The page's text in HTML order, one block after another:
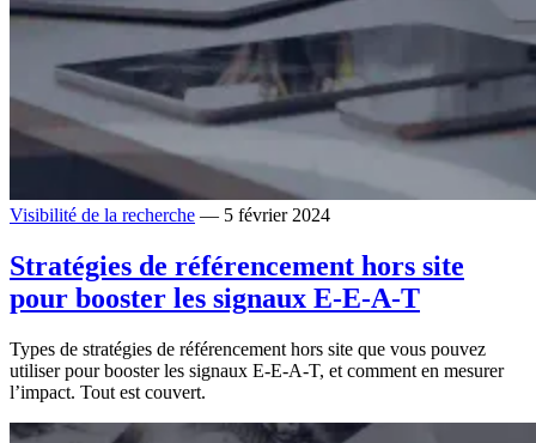
Visibilité de la recherche — 5 février 2024
Stratégies de référencement hors site
pour booster les signaux E-E-A-T
Types de stratégies de référencement hors site que vous pouvez
utiliser pour booster les signaux E-E-A-T, et comment en mesurer
l’impact. Tout est couvert.